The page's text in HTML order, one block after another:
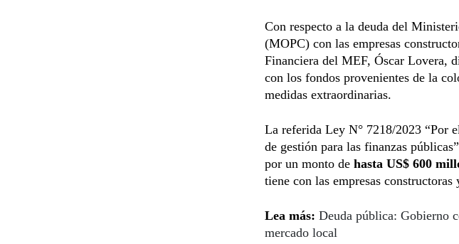
Con respecto a la deuda del
(MOPC) con las empresas
Financiera del MEF, Óscar Lovera,
con los fondos provenientes de la
medidas extraordinarias.
La referida Ley N° 7218/2023 “Por
de gestión para las finanzas
por un monto de hasta US$ 600
tiene con las empresas constructoras
Lea más: Deuda pública: Gobierno
mercado local